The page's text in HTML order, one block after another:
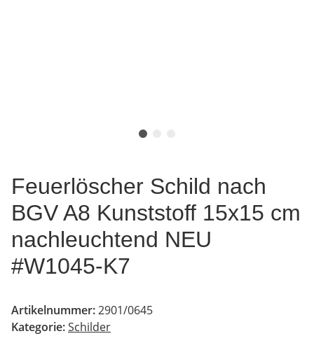
Feuerlöscher Schild nach
BGV A8 Kunststoff 15x15 cm
nachleuchtend NEU
#W1045-K7
Artikelnummer:2901/0645
Kategorie:Schilder